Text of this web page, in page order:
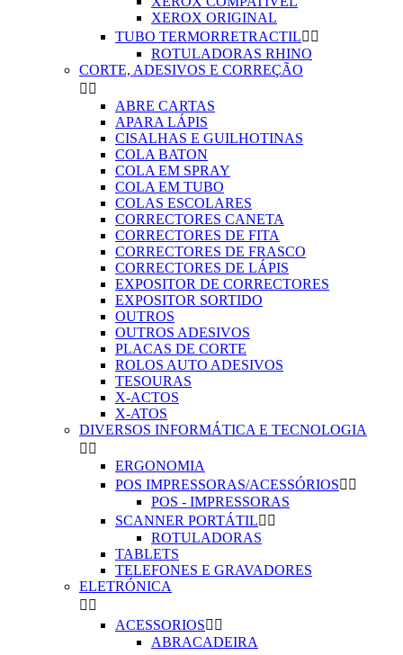
XEROX ORIGINAL
TUBO TERMORRETRACTIL 
ROTULADORAS RHINO
CORTE, ADESIVOS E CORREÇÃO
 
ABRE CARTAS
APARA LÁPIS
CISALHAS E GUILHOTINAS
COLA BATON
COLA EM SPRAY
COLA EM TUBO
COLAS ESCOLARES
CORRECTORES CANETA
CORRECTORES DE FITA
CORRECTORES DE FRASCO
CORRECTORES DE LÁPIS
EXPOSITOR DE CORRECTORES
EXPOSITOR SORTIDO
OUTROS
OUTROS ADESIVOS
PLACAS DE CORTE
ROLOS AUTO ADESIVOS
TESOURAS
X-ACTOS
X-ATOS
DIVERSOS INFORMÁTICA E TECNOLOGIA
 
ERGONOMIA
POS IMPRESSORAS/ACESSÓRIOS 
POS - IMPRESSORAS
SCANNER PORTÁTIL 
ROTULADORAS
TABLETS
TELEFONES E GRAVADORES
ELETRÓNICA
 
ACESSORIOS 
ABRACADEIRA